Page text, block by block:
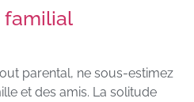
familial
parental, ne sous-estimez
et des amis. La solitude